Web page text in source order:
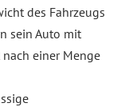
des Fahrzeugs
sein Auto mit
einer Menge